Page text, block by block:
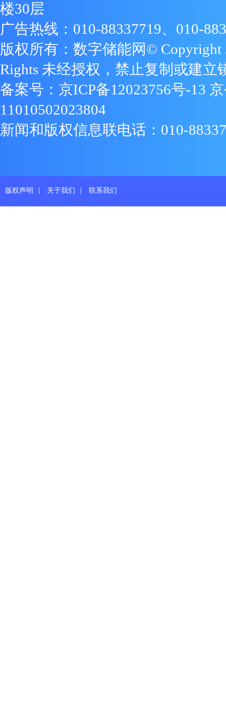
楼30层
广告热线：010-88337719、010-
版权所有：数字储能网© Copyright
Rights 未经授权，禁止复制或建立
备案号： 京ICP备12023756号-13
11010502023804
新闻和版权信息联电话：010-
版权声明 关于我们 联系我们